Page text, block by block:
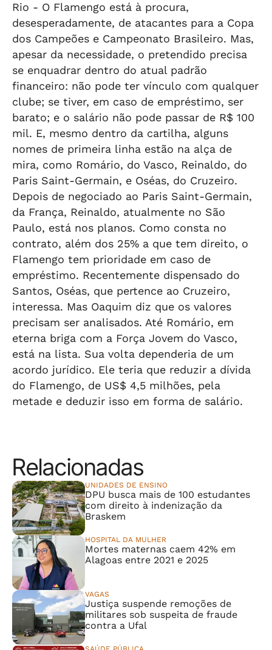
Rio - O Flamengo está à procura,
desesperadamente, de atacantes para a Copa
dos Campeões e Campeonato Brasileiro. Mas,
apesar da necessidade, o pretendido precisa
se enquadrar dentro do atual padrão
financeiro: não pode ter vínculo com qualquer
clube; se tiver, em caso de empréstimo, ser
barato; e o salário não pode passar de R$ 100
mil. E, mesmo dentro da cartilha, alguns
nomes de primeira linha estão na alça de
mira, como Romário, do Vasco, Reinaldo, do
Paris Saint-Germain, e Oséas, do Cruzeiro.
Depois de negociado ao Paris Saint-Germain,
da França, Reinaldo, atualmente no São
Paulo, está nos planos. Como consta no
contrato, além dos 25% a que tem direito, o
Flamengo tem prioridade em caso de
empréstimo. Recentemente dispensado do
Santos, Oséas, que pertence ao Cruzeiro,
interessa. Mas Oaquim diz que os valores
precisam ser analisados. Até Romário, em
eterna briga com a Força Jovem do Vasco,
está na lista. Sua volta dependeria de um
acordo jurídico. Ele teria que reduzir a dívida
do Flamengo, de US$ 4,5 milhões, pela
metade e deduzir isso em forma de salário.
Relacionadas
UNIDADES DE ENSINO
DPU busca mais de 100 estudantes
com direito à indenização da
Braskem
HOSPITAL DA MULHER
Mortes maternas caem 42% em
Alagoas entre 2021 e 2025
VAGAS
Justiça suspende remoções de
militares sob suspeita de fraude
contra a Ufal